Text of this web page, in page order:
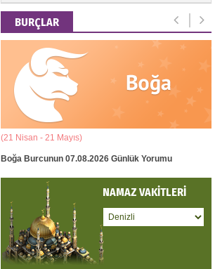
DÜNYA DÜZENİ
ANADOLU BASIN YAYIN
BİRLİĞİ
Alaeddin Usta
DÜŞÜNCE VE DÜNYA
Mustafa Göker
Tülay Pay
BURÇLAR
(21 Nisan - 21 Mayıs)
Boğa Burcunun 07.08.2026 Günlük Yorumu
NAMAZ VAKİTLERİ